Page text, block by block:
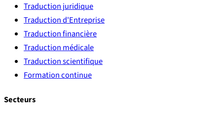
Traduction juridique
Traduction d'Entreprise
Traduction financière
Traduction médicale
Traduction scientifique
Formation continue
Secteurs